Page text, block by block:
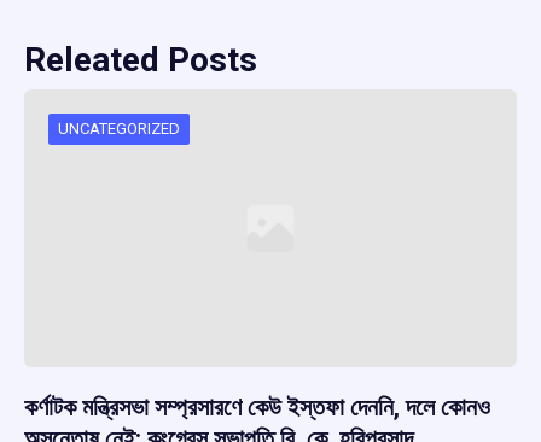
Releated Posts
UNCATEGORIZED
কর্ণাটক মন্ত্রিসভা সম্প্রসারণে কেউ ইস্তফা দেননি, দলে কোনও